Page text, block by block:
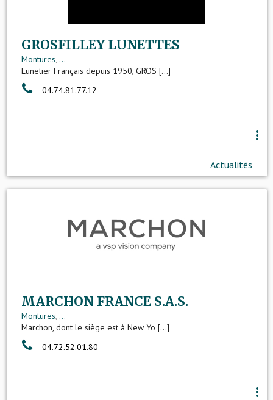
GROSFILLEY LUNETTES
Montures, ...
Lunetier Français depuis 1950, GROS [...]
04.74.81.77.12
more_vert
Actualités
MARCHON FRANCE S.A.S.
Montures, ...
Marchon, dont le siège est à New Yo [...]
04.72.52.01.80
more_vert